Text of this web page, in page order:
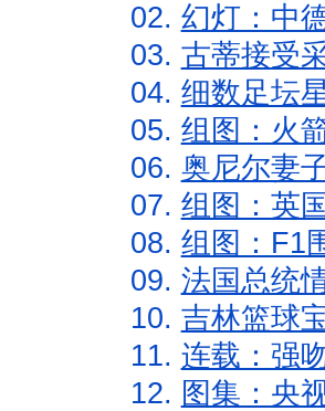
02. 幻灯：中
03. 古蒂接受
04. 细数足坛
05. 组图：火
06. 奥尼尔妻
07. 组图：英
08. 组图：F1
09. 法国总统
10. 吉林篮球
11. 连载：强
12. 图集：央